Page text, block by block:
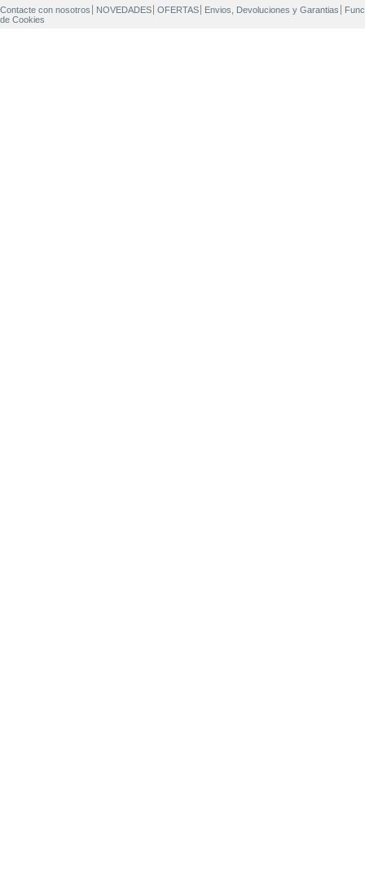
Contacte con nosotros NOVEDADES OFERTAS Envios, Devoluciones y Garantias
de Cookies